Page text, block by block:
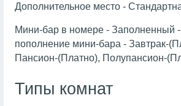
Дополнительное место -
Мини-бар в номере - Заполненный
пополнение мини-бара - Завтрак-
Пансион-(Платно), Полупансион-
Типы комнат